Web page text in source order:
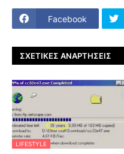
Facebook
ΣΧΕΤΙΚΈΣ ΑΝΑΡΤΉΣΕΙΣ
LIFESTYLE